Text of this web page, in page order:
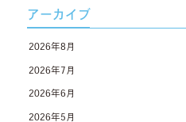
アーカイブ
2026年8月
2026年7月
2026年6月
2026年5月